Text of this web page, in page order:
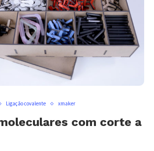
Ligação covalente xmaker
com corte a